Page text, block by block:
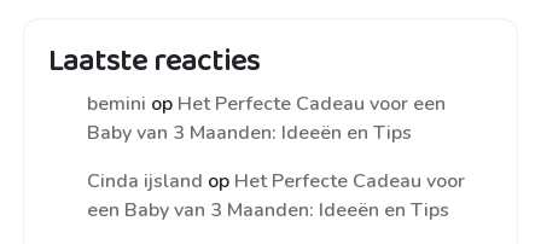
Laatste reacties
bemini op Het Perfecte Cadeau voor een
Baby van 3 Maanden: Ideeën en Tips
Cinda ijsland op Het Perfecte Cadeau voor
een Baby van 3 Maanden: Ideeën en Tips